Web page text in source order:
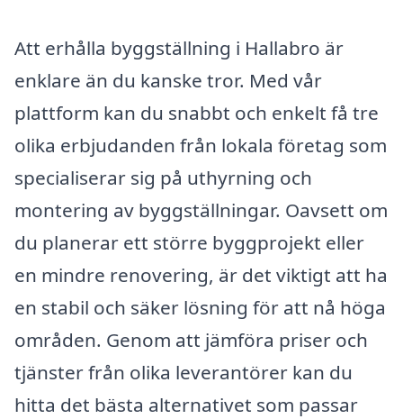
Att erhålla byggställning i Hallabro är
enklare än du kanske tror. Med vår
plattform kan du snabbt och enkelt få tre
olika erbjudanden från lokala företag som
specialiserar sig på uthyrning och
montering av byggställningar. Oavsett om
du planerar ett större byggprojekt eller
en mindre renovering, är det viktigt att ha
en stabil och säker lösning för att nå höga
områden. Genom att jämföra priser och
tjänster från olika leverantörer kan du
hitta det bästa alternativet som passar